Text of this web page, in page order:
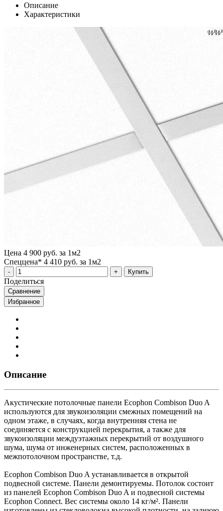
Описание
Характеристики
Цена 4 900 руб. за 1м2
Спеццена* 4 410 руб. за 1м2
Купить
Поделиться
Сравнение
Избранное
Описание
Акустические потолочные панели Ecophon Combison Duo A
используются для звукоизоляции смежных помещений на
одном этаже, в случаях, когда внутренняя стена не
соединяется с конструкцией перекрытия, а также для
звукоизоляции междуэтажных перекрытий от воздушного
шума, шума от инженерных систем, расположенных в
межпотолочном пространстве, т.д.
Ecophon Combison Duo A устанавливается в открытой
подвесной системе. Панели демонтируемы. Потолок состоит
из панелей Ecophon Combison Duo A и подвесной системы
Ecophon Connect. Вес системы около 14 кг/м². Панели